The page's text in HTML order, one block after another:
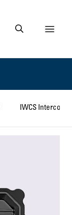
Gå till söksidan
Visa
IWCS Intercom-